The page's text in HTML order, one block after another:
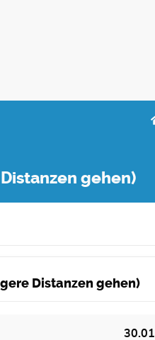
gehen)
Distanzen gehen)